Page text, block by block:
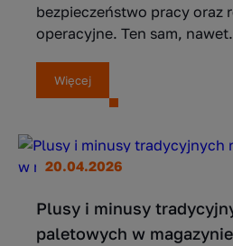
bezpieczeństwo pracy oraz
operacyjne. Ten sam,
Więcej
20.04.2026
Plusy i minusy
paletowych w magazynie